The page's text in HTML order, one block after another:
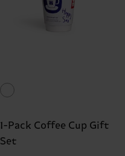
1-Pack Coffee Cup Gift
Set